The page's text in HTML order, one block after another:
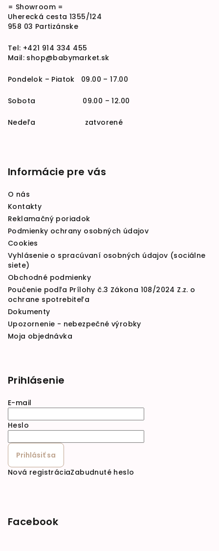
= Showroom =
Uherecká cesta 1355/124
958 03 Partizánske
Tel: +421 914 334 455
Mail: shop@babymarket.sk
Pondelok – Piatok 09.00 – 17.00
Sobota 09.00 – 12.00
Nedeľa zatvorené
Informácie pre vás
O nás
Kontakty
Reklamačný poriadok
Podmienky ochrany osobných údajov
Cookies
Vyhlásenie o spracúvaní osobných údajov (sociálne
siete)
Obchodné podmienky
Poučenie podľa Prílohy č.3 Zákona 108/2024 Z.z. o
ochrane spotrebiteľa
Dokumenty
Upozornenie - nebezpečné výrobky
Moja objednávka
Prihlásenie
E-mail
Heslo
Prihlásiť sa
Nová registráciaZabudnuté heslo
Facebook